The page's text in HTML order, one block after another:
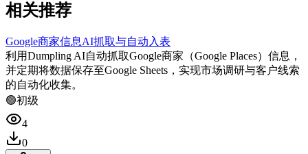
相关推荐
Google商家信息AI抓取与自动入表
利用Dumpling AI自动抓取Google商家（Google Places）信息，
并定期将数据保存至Google Sheets，实现市场调研与客户线索
的自动化收集。
🟢初级
4
0